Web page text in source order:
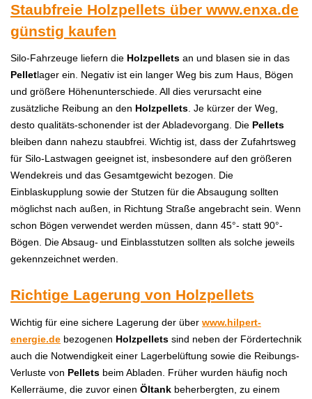
Staubfreie Holzpellets über www.enxa.de
günstig kaufen
Silo-Fahrzeuge liefern die Holzpellets an und blasen sie in das
Pelletlager ein. Negativ ist ein langer Weg bis zum Haus, Bögen
und größere Höhenunterschiede. All dies verursacht eine
zusätzliche Reibung an den Holzpellets . Je kürzer der Weg,
desto qualitäts-schonender ist der Abladevorgang. Die Pellets
bleiben dann nahezu staubfrei. Wichtig ist, dass der Zufahrtsweg
für Silo-Lastwagen geeignet ist, insbesondere auf den größeren
Wendekreis und das Gesamtgewicht bezogen. Die
Einblaskupplung sowie der Stutzen für die Absaugung sollten
möglichst nach außen, in Richtung Straße angebracht sein. Wenn
schon Bögen verwendet werden müssen, dann 45°- statt 90°-
Bögen. Die Absaug- und Einblasstutzen sollten als solche jeweils
gekennzeichnet werden.
Richtige Lagerung von Holzpellets
Wichtig für eine sichere Lagerung der über www.hilpert-
energie.de bezogenen Holzpellets sind neben der Fördertechnik
auch die Notwendigkeit einer Lagerbelüftung sowie die Reibungs-
Verluste von Pellets beim Abladen. Früher wurden häufig noch
Kellerräume, die zuvor einen Öltank beherbergten, zu einem